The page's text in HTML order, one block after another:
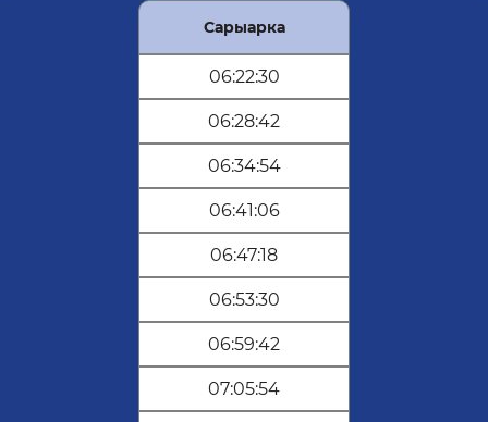
Сарыарка
06:22:30
06:28:42
06:34:54
06:41:06
06:47:18
06:53:30
06:59:42
07:05:54